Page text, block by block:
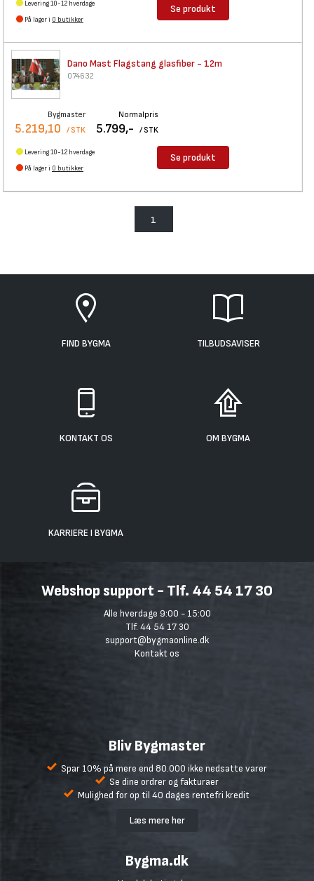
Levering 10-12 hverdage
På lager i 0 butikker
Se produkt
Dano Mast Flagstang glasfiber - 12m
074632
Bygmaster
5.219,10 / STK
Normalpris
5.799,- / STK
Levering 10-12 hverdage
På lager i 0 butikker
Se produkt
1
FIND BYGMA TILBUDSAVISER
KONTAKT OS OM BYGMA
KARRIERE I BYGMA
Webshop support - Tlf. 44 54 17 30
Alle hverdage 9:00 - 15:00
Tlf. 44 54 17 30
support@bygmaonline.dk
Kontakt os
Bliv Bygmaster
Spar 10% på mere end 80.000 ikke nedsatte varer
Se dine ordrer og fakturaer
Mulighed for op til 40 dages rentefri kredit
Læs mere her
Bygma.dk